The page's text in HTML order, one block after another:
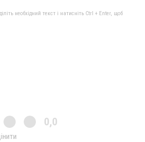
необхідний текст і натисніть Ctrl + Enter, щоб
0,0